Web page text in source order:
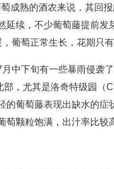
成熟的酒农来说，其回
延续，不少葡萄藤提前
葡萄正常生长，花期只
中下旬有一些暴雨侵袭
，尤其是洛奇特级园（
的葡萄藤表现出缺水的
萄颗粒饱满，出汁率比较